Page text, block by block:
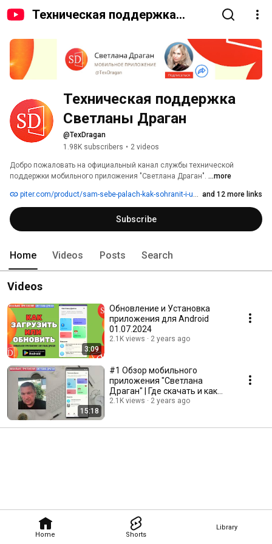
Техническая поддержка
Home Shorts
Library
Техническая поддержка
Светланы Драган
@TexDragan
1.98K subscribers • 2 videos
Добро пожаловать на официальный канал службы технической
поддержки мобильного приложения "Светлана Драган". ...more
piter.com/product/sam-sebe-palach-kak-sohranit-i-uluchshit-svoyu-zhizn-2-e-izdanie-dopolnennoe and 12 more links
Subscribe
Home Videos Posts Search
Videos
3:09
Обновление и Установка
приложения для Android
01.07.2024
2.1K views 2 years ago
15:18
#1 Обзор мобильного
приложения "Светлана
Драган" | Где скачать и как
установить | 18.06.2024
2.1K views 2 years ago